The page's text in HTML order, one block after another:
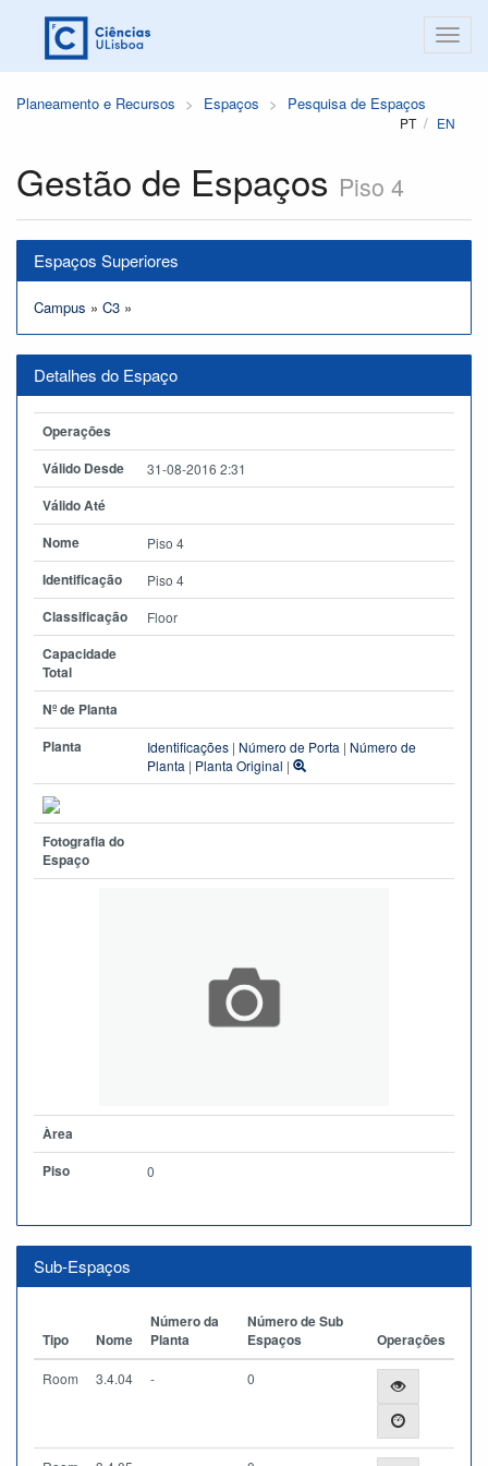
Planeamento e Recursos Espaços Pesquisa de Espaços
PT EN
Gestão de Espaços Piso 4
Espaços Superiores
Campus » C3 »
Detalhes do Espaço
Operações
Válido Desde
31-08-2016 2:31
Válido Até
Nome
Piso 4
Identificação Piso 4
Classificação Floor
Capacidade
Total
Nº de Planta
Planta
Identificações | Número de Porta | Número de
Planta | Planta Original |
Fotografia do
Espaço
Àrea
Piso
0
Sub-Espaços
Tipo Nome
Número da
Planta
Número de Sub
Espaços
Operações
Room 3.4.04 - 0